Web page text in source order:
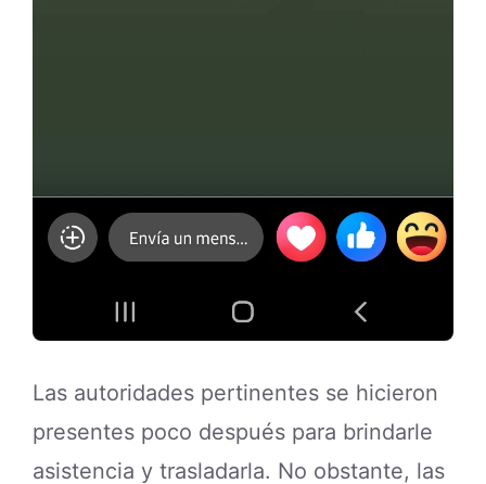
Las autoridades pertinentes se hicieron
presentes poco después para brindarle
asistencia y trasladarla. No obstante, las